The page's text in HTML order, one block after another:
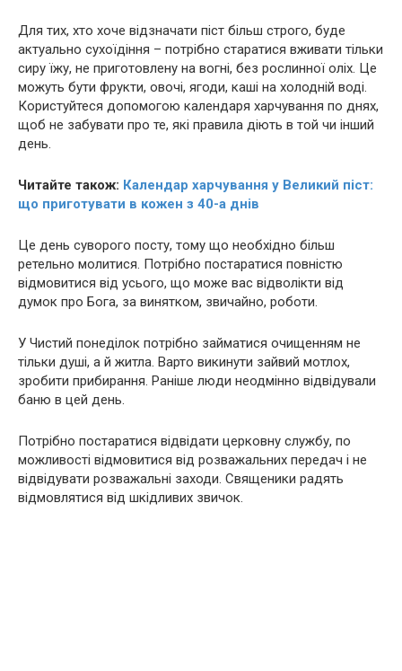
Для тих, хто хоче відзначати піст більш строго, буде
актуально сухоїдіння – потрібно старатися вживати тільки
сиру їжу, не приготовлену на вогні, без рослинної оліх. Це
можуть бути фрукти, овочі, ягоди, каші на холодній воді.
Користуйтеся допомогою календаря харчування по днях,
щоб не забувати про те, які правила діють в той чи інший
день.
Читайте також: Календар харчування у Великий піст:
що приготувати в кожен з 40-а днів
Це день суворого посту, тому що необхідно більш
ретельно молитися. Потрібно постаратися повністю
відмовитися від усього, що може вас відволікти від
думок про Бога, за винятком, звичайно, роботи.
У Чистий понеділок потрібно займатися очищенням не
тільки душі, а й житла. Варто викинути зайвий мотлох,
зробити прибирання. Раніше люди неодмінно відвідували
баню в цей день.
Потрібно постаратися відвідати церковну службу, по
можливості відмовитися від розважальних передач і не
відвідувати розважальні заходи. Священики радять
відмовлятися від шкідливих звичок.